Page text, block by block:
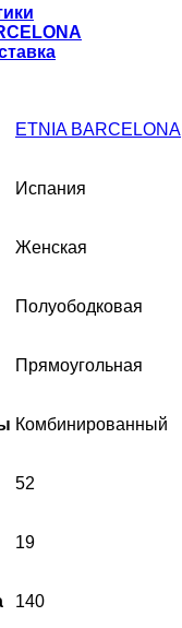
ETNIA BARCELONA
Испания
Женская
Полуободковая
Прямоугольная
Комбинированный
52
19
140